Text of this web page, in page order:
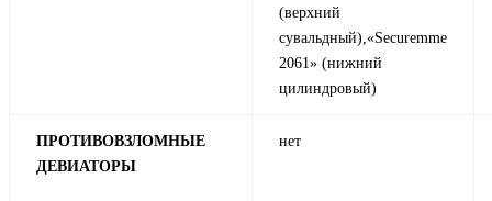
(верхний
сувальдный),«Securemme
2061» (нижний
цилиндровый)
ПРОТИВОВЗЛОМНЫЕ
ДЕВИАТОРЫ
нет